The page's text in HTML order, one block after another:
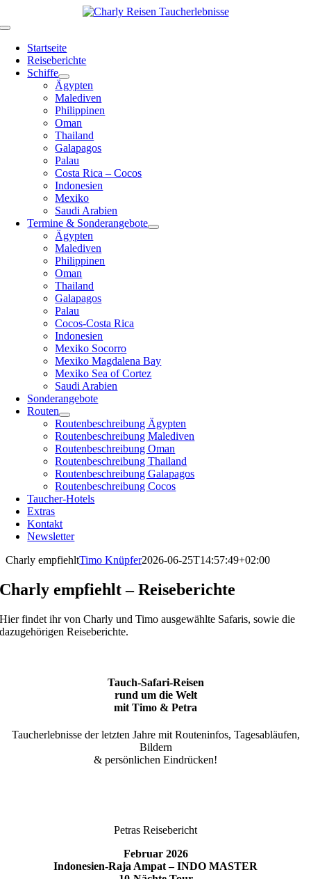
Inhalt
Toggle
NavigationStartseite
Reiseberichte
Schiffe
Ägypten
Malediven
Philippinen
Oman
Thailand
Galapagos
Palau
Costa Rica – Cocos
Indonesien
Mexiko
Saudi Arabien
Termine & Sonderangebote
Ägypten
Malediven
Philippinen
Oman
Thailand
Galapagos
Palau
Cocos-Costa Rica
Indonesien
Mexiko Socorro
Mexiko Magdalena Bay
Mexiko Sea of Cortez
Saudi Arabien
Sonderangebote
Routen
Routenbeschreibung Ägypten
Routenbeschreibung Malediven
Routenbeschreibung Oman
Routenbeschreibung Thailand
Routenbeschreibung Galapagos
Routenbeschreibung Cocos
Taucher-Hotels
Extras
Kontakt
Newsletter
Charly empfiehltTimo Knüpfer2026-06-25T14:57:49+02:00
Charly empfiehlt – Reiseberichte
Hier findet ihr von Charly und Timo ausgewählte Safaris, sowie die
dazugehörigen Reiseberichte.
Tauch-Safari-Reisen
rund um die Welt
mit Timo & Petra
Taucherlebnisse der letzten Jahre mit Routeninfos, Tagesabläufen,
Bildern
& persönlichen Eindrücken!
Petras Reisebericht
Februar 2026
Indonesien-Raja Ampat – INDO MASTER